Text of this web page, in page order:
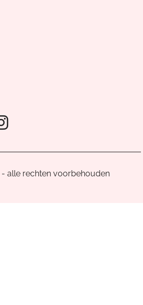
Cvandaag
Cvandaag
Instagram van
- alle rechten voorbehouden